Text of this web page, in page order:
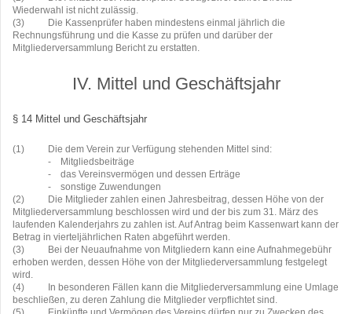
Wiederwahl ist nicht zulässig.
(3)
Die Kassenprüfer haben mindestens einmal jährlich die
Rechnungsführung und die Kasse zu prüfen und darüber der
Mitgliederversammlung Bericht zu erstatten.
IV. Mittel und Geschäftsjahr
§ 14 Mittel und Geschäftsjahr
(1)
Die dem Verein zur Verfügung stehenden Mittel sind:
-
Mitgliedsbeiträge
-
das Vereinsvermögen und dessen Erträge
-
sonstige Zuwendungen
(2)
Die Mitglieder zahlen einen Jahresbeitrag, dessen Höhe von der
Mitgliederversammlung beschlossen wird und der bis zum 31. März des
laufenden Kalenderjahrs zu zahlen ist. Auf Antrag beim Kassenwart kann der
Betrag in vierteljährlichen Raten abgeführt werden.
(3)
Bei der Neuaufnahme von Mitgliedern kann eine Aufnahmegebühr
erhoben werden, dessen Höhe von der Mitgliederversammlung festgelegt
wird.
(4)
In besonderen Fällen kann die Mitgliederversammlung eine Umlage
beschließen, zu deren Zahlung die Mitglieder verpflichtet sind.